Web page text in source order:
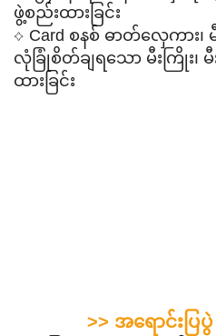
ဖွဲ့စည်းထားခြင်း
⟡ Card စနစ် ဓာတ်လှေကား၊
လုံခြုံစိတ်ချရသော မီးကြိုး၊
ထားခြင်း
>> အရောင်းပ